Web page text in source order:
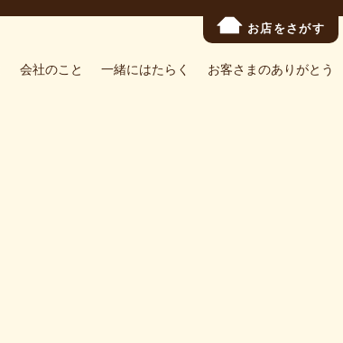
お店をさがす
会社のこと 一緒にはたらく お客さまのありがとう